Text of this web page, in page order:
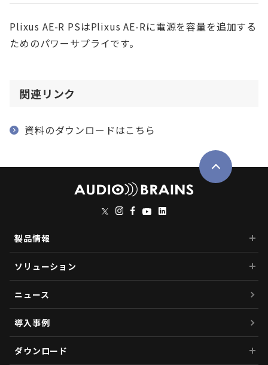
Plixus AE-R PSはPlixus AE-Rに電源を容量を追加する
ためのパワーサプライです。
関連リンク
資料のダウンロードはこちら
製品情報
ソリューション
ニュース
導入事例
ダウンロード